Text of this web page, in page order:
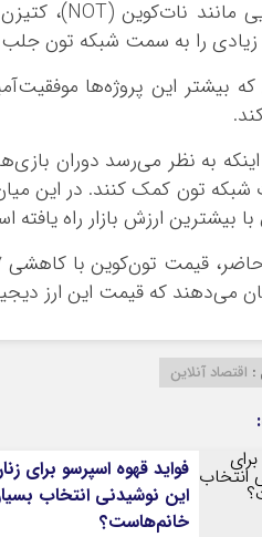
را به سمت شبکه تون جلب
بیشتر این پروژه‌ها
به نظر می‌رسد دوران
بیشترین ارزش بازار راه یافته
می‌دهند که قیمت این ارز دیجیتال
: اقتصاد آنلاین
فواید قهوه اسپرسو برای
این نوشیدنی انتخاب
خانم‌هاست؟